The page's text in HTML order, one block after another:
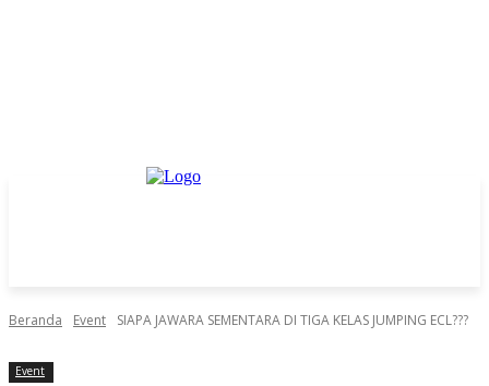
Beranda Event SIAPA JAWARA SEMENTARA DI TIGA KELAS JUMPING ECL???
Event